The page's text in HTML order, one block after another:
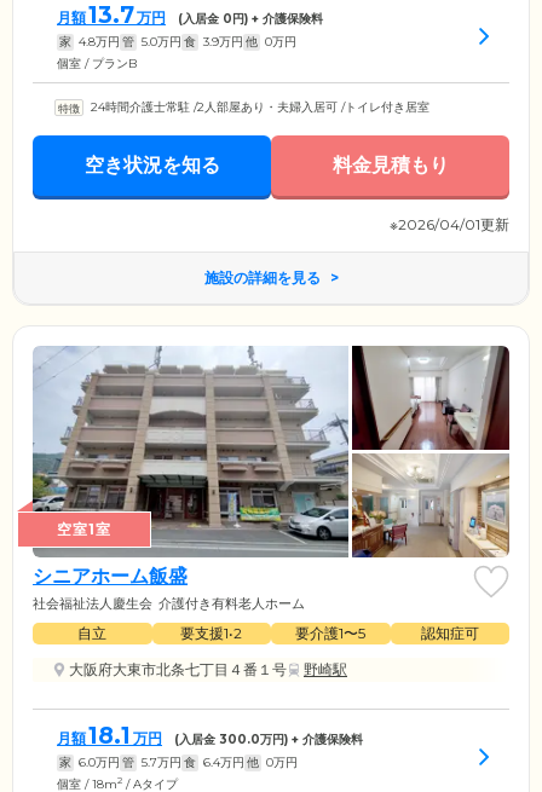
月額13.7万円 (入居金 0円) + 介護保険料
家 4.8万円 管 5.0万円 食 3.9万円 他 0万円
個室 / プランB
24時間介護士常駐 /2人部屋あり・夫婦入居可 /トイレ付き居室
空き状況を知る 料金見積もり
※2026/04/01更新
施設の詳細を見る
空室1室
シニアホーム飯盛
社会福祉法人慶生会 介護付き有料老人ホーム
自立 要支援1•2 要介護1〜5
認知症可
大阪府大東市北条七丁目４番１号
野崎駅
月額18.1 万円 (入居金 300.0万円) + 介護保険料
家 6.0万円 管 5.7万円 食 6.4万円 他 0万円
個室 / 18m2 / Aタイプ